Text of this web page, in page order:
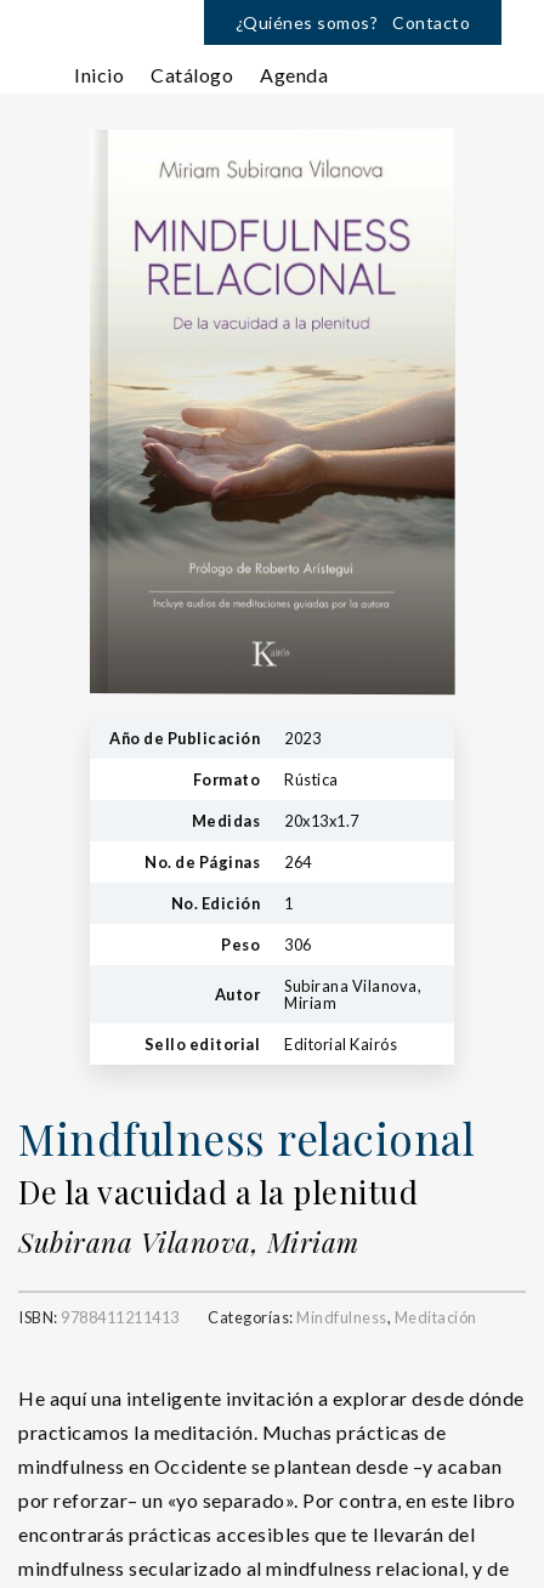
¿Quiénes somos? Contacto
Inicio Catálogo Agenda
Año de Publicación 2023
Formato Rústica
Medidas 20x13x1.7
No. de Páginas 264
No. Edición 1
Peso 306
Autor
Subirana Vilanova,
Miriam
Sello editorial Editorial Kairós
Mindfulness relacional
De la vacuidad a la plenitud
Subirana Vilanova, Miriam
ISBN: 9788411211413 Categorías: Mindfulness, Meditación
He aquí una inteligente invitación a explorar desde dónde
practicamos la meditación. Muchas prácticas de
mindfulness en Occidente se plantean desde –y acaban
por reforzar– un «yo separado». Por contra, en este libro
encontrarás prácticas accesibles que te llevarán del
mindfulness secularizado al mindfulness relacional, y de